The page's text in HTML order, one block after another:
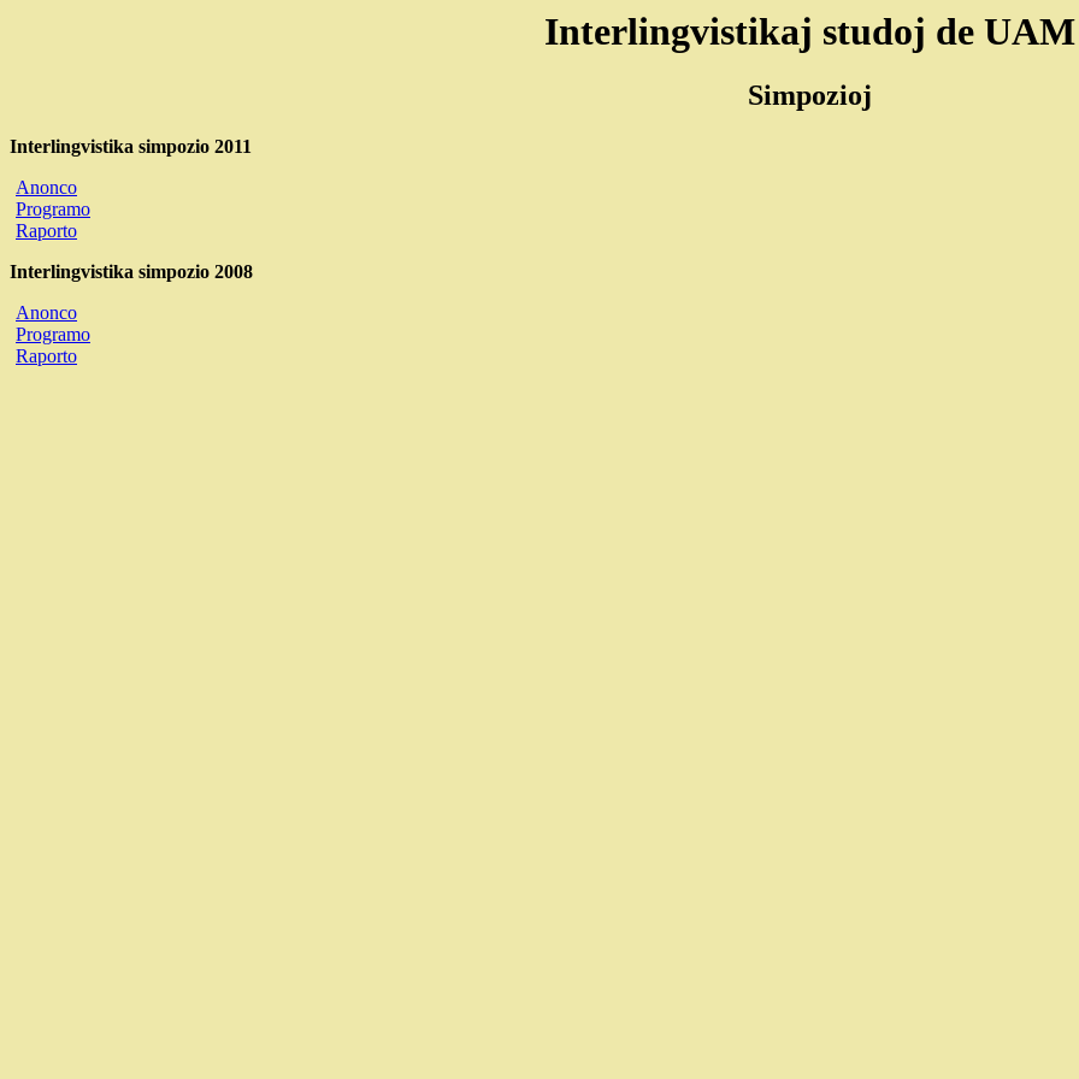
Interlingvistikaj studoj de UAM
Simpozioj
Interlingvistika simpozio 2011
Anonco
Programo
Raporto
Interlingvistika simpozio 2008
Anonco
Programo
Raporto